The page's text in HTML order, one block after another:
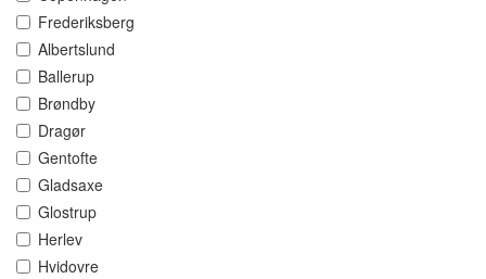
Frederiksberg
Albertslund
Ballerup
Brøndby
Dragør
Gentofte
Gladsaxe
Glostrup
Herlev
Hvidovre